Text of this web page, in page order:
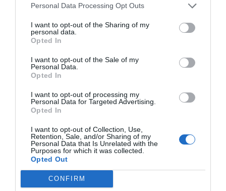
Personal Data Processing Opt Outs
I want to opt-out of the Sharing of my
personal data.
Opted In
I want to opt-out of the Sale of my
Personal Data.
Opted In
I want to opt-out of processing my
Personal Data for Targeted Advertising.
Opted In
I want to opt-out of Collection, Use,
Retention, Sale, and/or Sharing of my
Personal Data that Is Unrelated with the
Purposes for which it was collected.
Opted Out
CONFIRM
αυτό δεν είχε αντίστοιχα αποτελέσματα.
Το Youtube Premium δεν είχε τη διάθεση να αναλάβει
ξανά το κόστος παραγωγής της σειράς και με μεγάλη
Cobra Kai ήταν μια υποτιμημένα πολύ καλή σειρά, έγινε
μέσα σε ένα Σαββατοκύριακο μια σούπερ σειρά με το
εύρος επιτυχίας που της αξίζει, σε βαθμό που ξεπέρασε
και το Lucifer σε επίδοση πρώτου Σαββατοκύριακου. Την
εβδομάδα 23-29 Αυγούστου η ζήτηση εντός της
πλατφόρμας για τη σειρά ήταν στο 110% κι ας
κυκλοφόρησε στις 28 του μήνα.
Αυτό είναι ένα φαινόμενο που καταδεικνύει πολλά.
Καταδεικνύει πρωτίστως και για ακόμα μια φορά πως